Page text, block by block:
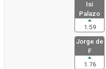
Isi
Palazo
1.59
Jorge de
F
1.76